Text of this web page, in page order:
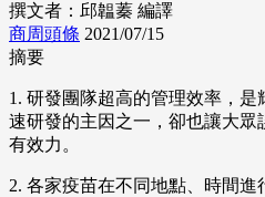
撰文者：邱韞蓁 編譯
商周頭條 2021/07/15
摘要
1. 研發團隊超高的管理效率，
速研發的主因之一，卻也讓大眾
有效力。
2. 各家疫苗在不同地點、時間